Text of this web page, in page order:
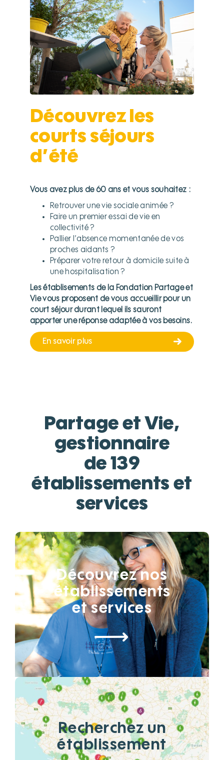
Découvrez les
courtsséjours
d’été
Vous avez plus de 60 ans et vous souhaitez :
Retrouver une vie sociale animée ?
Faire un premier essai de vie en
collectivité ?
Pallier l’absence momentanée de vos
proches aidants ?
Préparer votre retour à domicile suite à
une hospitalisation ?
Les établisements de la Fondation Partage et
Vie vous proposent de vous accueillirpour un
court séjourdurant lequel ils sauront
apporterune réponse adaptée à vos besoins.
En savoir plus
Partage et Vie,
gestionnaire
de 139
établissements et
services
Découvrez nos
établissements
et services
Recherchez un
établissement